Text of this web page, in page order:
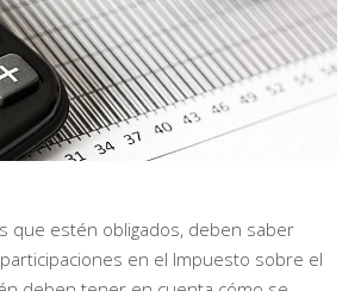
que estén obligados, deben saber
en el Impuesto sobre el